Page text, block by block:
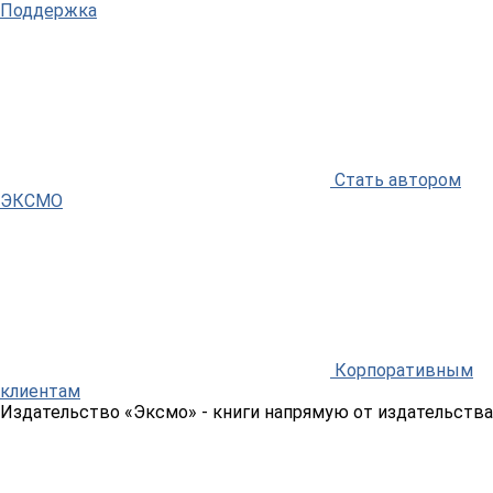
Поддержка
Стать автором
ЭКСМО
Корпоративным
клиентам
Издательство «Эксмо» - книги напрямую от издательства